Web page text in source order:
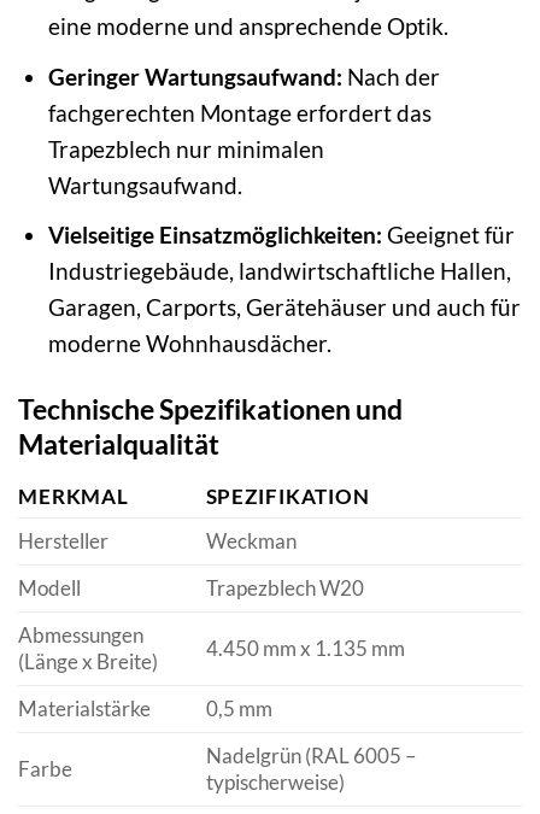
eine moderne und ansprechende Optik.
Geringer Wartungsaufwand: Nach der
fachgerechten Montage erfordert das
Trapezblech nur minimalen
Wartungsaufwand.
Vielseitige Einsatzmöglichkeiten: Geeignet für
Industriegebäude, landwirtschaftliche Hallen,
Garagen, Carports, Gerätehäuser und auch für
moderne Wohnhausdächer.
Technische Spezifikationen und
Materialqualität
MERKMAL
SPEZIFIKATION
Hersteller
Weckman
Modell
Trapezblech W20
Abmessungen
(Länge x Breite)
4.450 mm x 1.135 mm
Materialstärke 0,5 mm
Farbe
Nadelgrün (RAL 6005 –
typischerweise)